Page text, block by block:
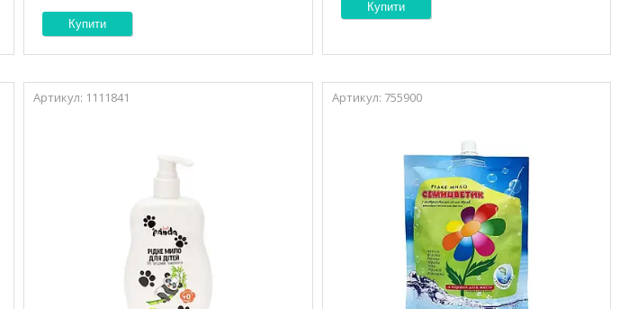
Купити
Купити
1111841 755900